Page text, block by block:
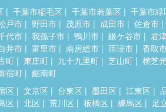
千葉市稲毛区 千葉市若葉区
千葉市緑
戸市 野田市 茂原市 成田市
佐倉市
代市 我孫子市 鴨川市 鎌ケ谷市
君
井市 富里市 南房総市 匝瑳市
香取
町 東庄町 九十九里町 芝山町
横芝
宿町
鋸南町
区 文京区 台東区 墨田区 江東区
区 北区 荒川区 板橋区 練馬区
足